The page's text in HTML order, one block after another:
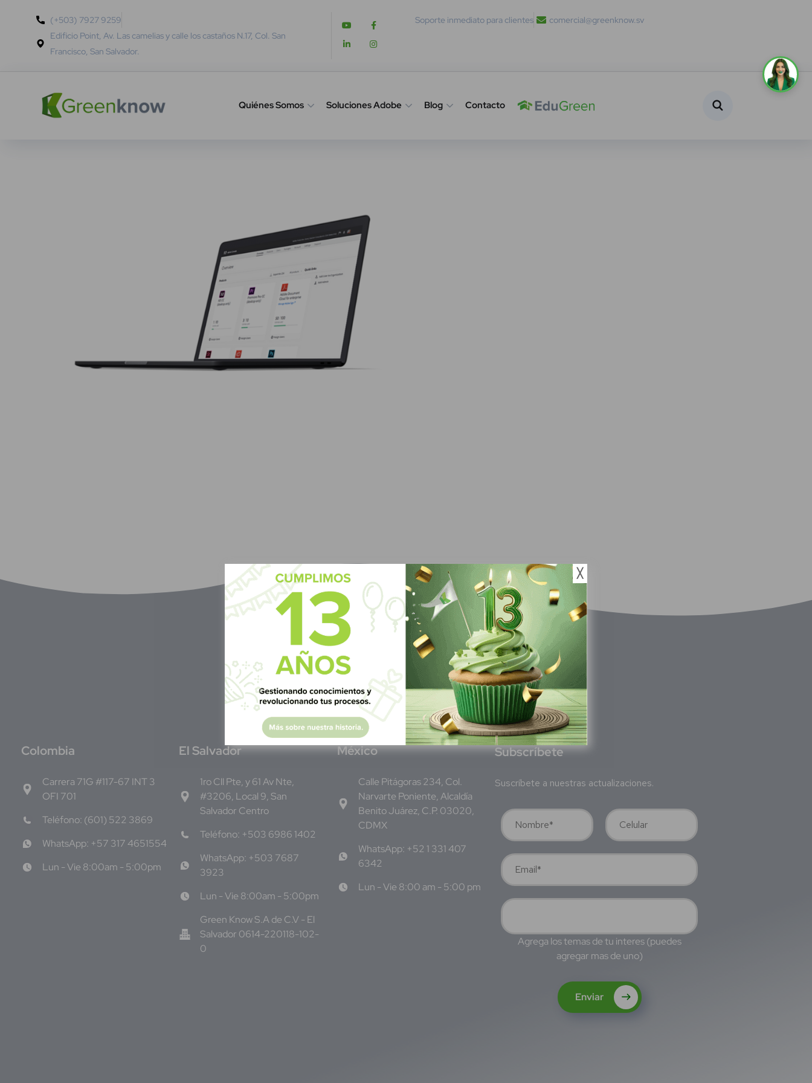
(+503) 7927 9259
Edificio Point, Av. Las camelias y calle los castaños N.17, Col. San
Francisco, San Salvador.
Soporte inmediato para clientes comercial@greenknow.sv
Quiénes Somos Soluciones Adobe Blog Contacto
Colombia
Carrera 71G #117-67 INT 3
OFI 701
Teléfono: (601) 522 3869
WhatsApp: +57 317 4651554
Lun - Vie 8:00am - 5:00pm
El Salvador
1ro Cll Pte, y 61 Av Nte,
#3206, Local 9, San
Salvador Centro
Teléfono: +503 6986 1402
WhatsApp: +503 7687
3923
Lun - Vie 8:00am - 5:00pm
Green Know S.A de C.V - El
Salvador 0614-220118-102-
0
México
Calle Pitágoras 234, Col.
Narvarte Poniente, Alcaldía
Benito Juárez, C.P. 03020,
CDMX
WhatsApp: +52 1 331 407
6342
Lun - Vie 8:00 am - 5:00 pm
Subscríbete
Suscríbete a nuestras actualizaciones.
Agrega los temas de tu interes (puedes
agregar mas de uno)
Enviar
╳